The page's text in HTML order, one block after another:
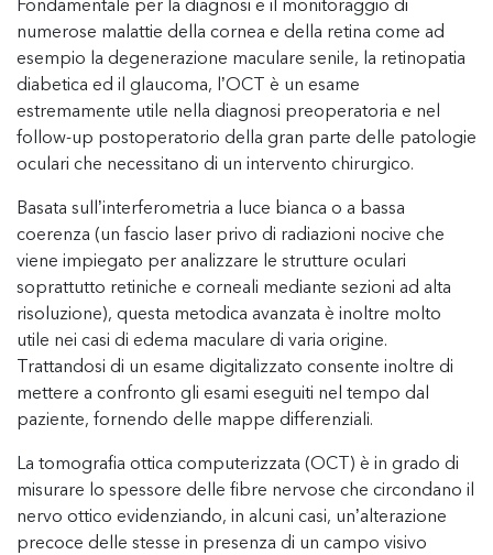
Fondamentale per la diagnosi e il monitoraggio di
numerose malattie della cornea e della retina come ad
esempio la degenerazione maculare senile, la retinopatia
diabetica ed il glaucoma, l’OCT è un esame
estremamente utile nella diagnosi preoperatoria e nel
follow-up postoperatorio della gran parte delle patologie
oculari che necessitano di un intervento chirurgico.
Basata sull’interferometria a luce bianca o a bassa
coerenza (un fascio laser privo di radiazioni nocive che
viene impiegato per analizzare le strutture oculari
soprattutto retiniche e corneali mediante sezioni ad alta
risoluzione), questa metodica avanzata è inoltre molto
utile nei casi di edema maculare di varia origine.
Trattandosi di un esame digitalizzato consente inoltre di
mettere a confronto gli esami eseguiti nel tempo dal
paziente, fornendo delle mappe differenziali.
La tomografia ottica computerizzata (OCT) è in grado di
misurare lo spessore delle fibre nervose che circondano il
nervo ottico evidenziando, in alcuni casi, un’alterazione
precoce delle stesse in presenza di un campo visivo